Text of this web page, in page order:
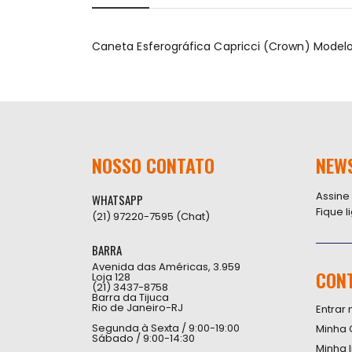
início
de
Caneta Esferográfica Capricci (Crown)
NOSSO CONTATO
WHATSAPP
(21) 97220-7595 (Chat)
BARRA
Avenida das Américas, 3.959
Loja 128
(21) 3437-8758
Barra da Tijuca
Rio de Janeiro-RJ
Segunda à Sexta / 9:00-19:00
Sábado / 9:00-14:30
Fique
Entrar
Minha
Minha